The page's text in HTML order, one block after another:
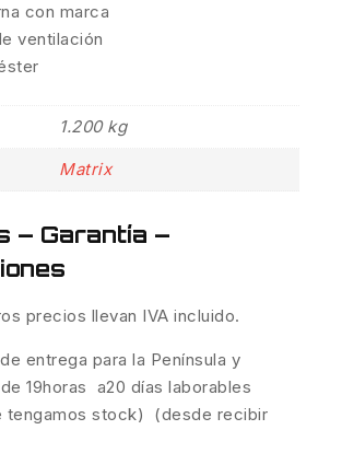
con marca
ventilación
1.200 kg
Matrix
– Garantía –
precios llevan IVA incluido.
entrega para la Península y
19horas a20 días laborables
tengamos stock) (desde recibir